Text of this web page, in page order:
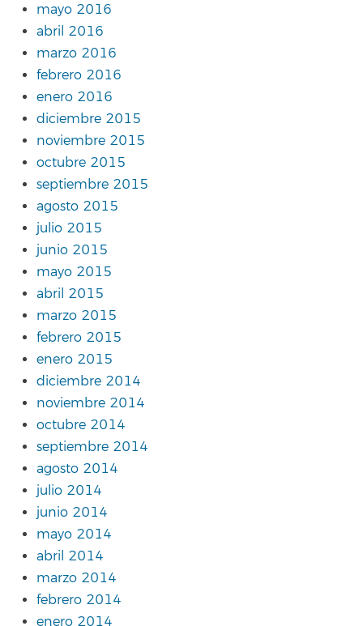
mayo 2016
abril 2016
marzo 2016
febrero 2016
enero 2016
diciembre 2015
noviembre 2015
octubre 2015
septiembre 2015
agosto 2015
julio 2015
junio 2015
mayo 2015
abril 2015
marzo 2015
febrero 2015
enero 2015
diciembre 2014
noviembre 2014
octubre 2014
septiembre 2014
agosto 2014
julio 2014
junio 2014
mayo 2014
abril 2014
marzo 2014
febrero 2014
enero 2014